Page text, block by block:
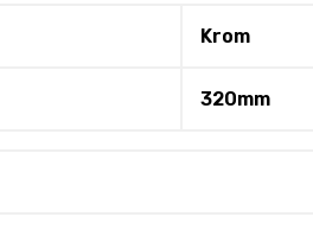
Krom
320mm